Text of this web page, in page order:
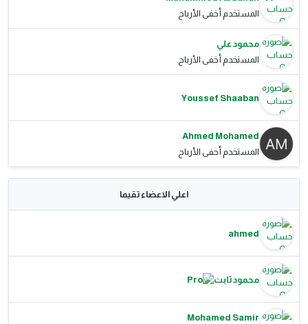
المستخدم أخفى الأرباح
محمود علي
المستخدم أخفى الأرباح
Youssef Shaaban
Ahmed Mohamed
المستخدم أخفى الأرباح
اعلي الاعضاء تقيما
ahmed
محمود ثابت
Mohamed Samir